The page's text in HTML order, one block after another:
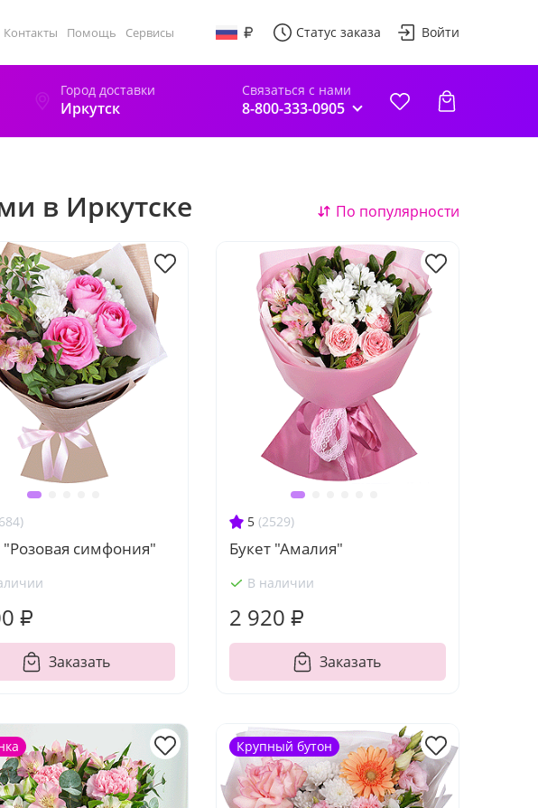
Контакты Помощь Сервисы Статус заказа Войти
Город доставки
Иркутск
Связаться с нами
8-800-333-0905
в Иркутске По популярности
"Розовая симфония"
₽
Заказать
5 (2529)
Букет "Амалия"
В наличии
2 920 ₽
Заказать
Крупный бутон